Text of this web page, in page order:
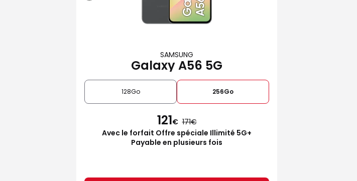
SAMSUNG
Galaxy A56 5G
128Go 256Go
121€ 171
Avec le forfait Offre spéciale Illimité 5G+
Payable en plusieurs fois